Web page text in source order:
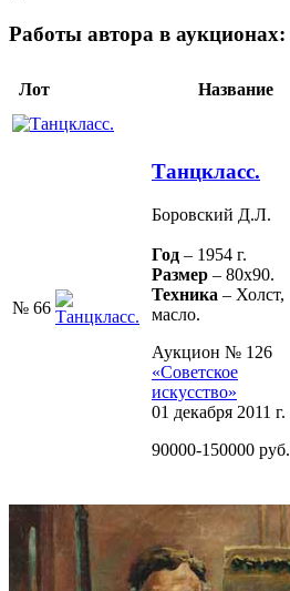
Работы автора в аукционах:
Лот Название
№ 66
Танцкласс.
Боровский Д.Л.
Год – 1954 г.
Размер – 80х90.
Техника – Холст,
масло.
Аукцион № 126
«Советское
искусство»
01 декабря 2011 г.
90000-150000 руб.